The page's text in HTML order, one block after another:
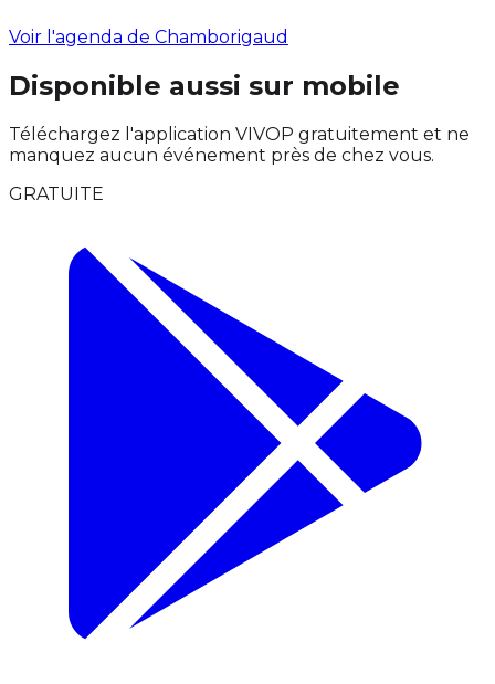
Voir l'agenda de Chamborigaud
Disponible aussi sur mobile
Téléchargez l'application VIVOP gratuitement et ne
manquez aucun événement près de chez vous.
GRATUITE